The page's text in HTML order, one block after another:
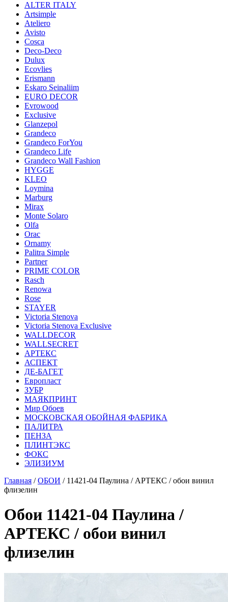
ALTER ITALY
Artsimple
Ateliero
Avisto
Cosca
Deco-Deco
Dulux
Ecovlies
Erismann
Eskaro Seinaliim
EURO DECOR
Evrowood
Exclusive
Glanzepol
Grandeco
Grandeco ForYou
Grandeco Life
Grandeco Wall Fashion
HYGGE
KLEO
Loymina
Marburg
Mirax
Monte Solaro
Olfa
Orac
Ornamy
Palitra Simple
Partner
PRIME COLOR
Rasch
Renowa
Rose
STAYER
Victoria Stenova
Victoria Stenova Exclusive
WALLDECOR
WALLSECRET
АРТЕКС
АСПЕКТ
ДЕ-БАГЕТ
Европласт
ЗУБР
МАЯКПРИНТ
Мир Обоев
МОСКОВСКАЯ ОБОЙНАЯ ФАБРИКА
ПАЛИТРА
ПЕНЗА
ПЛИНТЭКС
ФОКС
ЭЛИЗИУМ
Главная /ОБОИ / 11421-04 Паулина / АРТЕКС / обои винил
флизелин
Обои 11421-04 Паулина /
АРТЕКС / обои винил
флизелин